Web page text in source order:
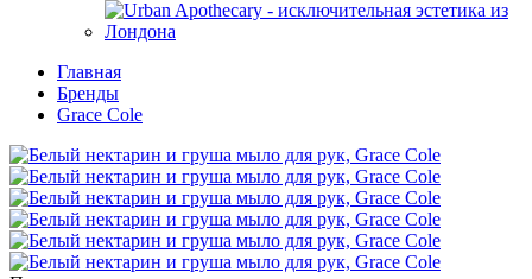
Главная
Бренды
Grace Cole